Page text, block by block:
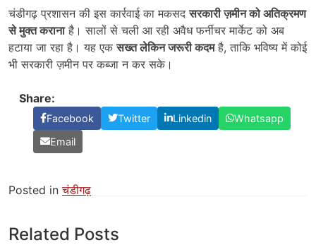
चंडीगढ़ प्रशासन की इस कार्रवाई का मकसदसरकारी ज़मीन को अतिक्रमण
से मुक्त करानाहै। सालों से चली आ रही अवैध फर्नीचर मार्केट को अब
हटाया जा रहा है। यह एकसख्त लेकिन जरूरी कदमहै, ताकि भविष्य में कोई
भी सरकारी ज़मीन पर कब्जा न कर सके।
Share:
Facebook Twitter Linkedin
Whatsapp
Email
Posted inचंडीगढ़
Related Posts